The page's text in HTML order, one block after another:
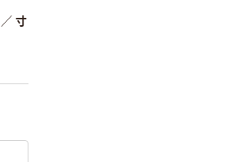
／ 寸